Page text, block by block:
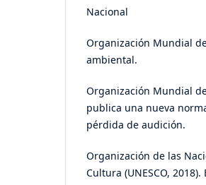
Nacional
Organización Mundial
ambiental.
Organización Mundial
publica una nueva
pérdida de audición.
Organización de las
Cultura (UNESCO,